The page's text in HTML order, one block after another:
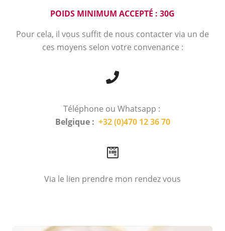
POIDS MINIMUM ACCEPTÉ : 30G
Pour cela, il vous suffit de nous contacter via un de
ces moyens selon votre convenance :
Téléphone ou Whatsapp :
Belgique : +32 (0)470 12 36 70
Via le lien prendre mon rendez vous